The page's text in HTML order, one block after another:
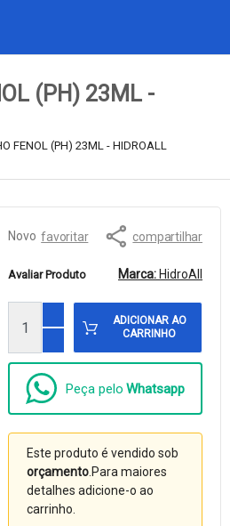
(PH) 23ML -
FENOL (PH) 23ML - HIDROALL
Novo favoritar compartilhar
Avaliar Produto Marca: HidroAll
ADICIONAR AO
CARRINHO
Peça pelo Whatsapp
Este produto é vendido sob
orçamento .Para maiores
detalhes adicione-o ao
carrinho.